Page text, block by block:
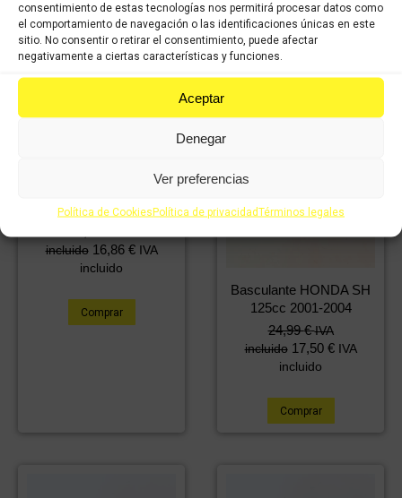
consentimiento de estas tecnologías nos permitirá procesar datos como
el comportamiento de navegación o las identificaciones únicas en este
sitio. No consentir o retirar el consentimiento, puede afectar
negativamente a ciertas características y funciones.
Aceptar
Denegar
Ver preferencias
Política de CookiesPolítica de privacidadTérminos legales
Comprar
125cc 2001-2004
incluido 16,86 € IVA
incluido
Comprar
Basculante HONDA SH
125cc 2001-2004
24,99€ IVA
incluido 17,50 € IVA
incluido
Comprar